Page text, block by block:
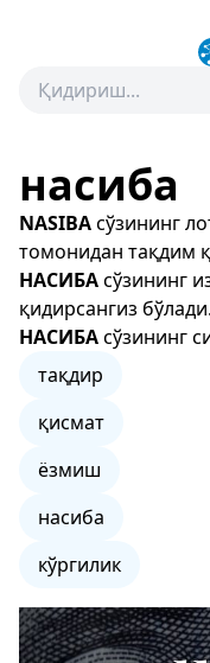
насиба
NASIBAсўзининг
томонидан тақдим
НАСИБАсўзининг
қидирсангиз бўлади.
НАСИБАсўзининг
тақдир
қисмат
ёзмиш
насиба
кўргилик